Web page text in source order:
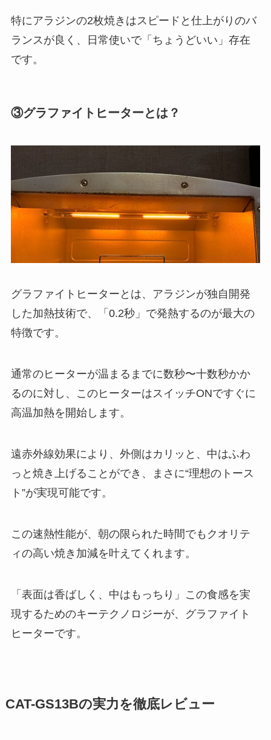
特にアラジンの2枚焼きはスピードと仕上がりのバ
ランスが良く、日常使いで「ちょうどいい」存在
です。
③グラファイトヒーターとは？
グラファイトヒーターとは、アラジンが独自開発
した加熱技術で、「0.2秒」で発熱するのが最大の
特徴です。
通常のヒーターが温まるまでに数秒〜十数秒かか
るのに対し、このヒーターはスイッチONですぐに
高温加熱を開始します。
遠赤外線効果により、外側はカリッと、中はふわ
っと焼き上げることができ、まさに“理想のトース
ト”が実現可能です。
この速熱性能が、朝の限られた時間でもクオリテ
ィの高い焼き加減を叶えてくれます。
「表面は香ばしく、中はもっちり」この食感を実
現するためのキーテクノロジーが、グラファイト
ヒーターです。
CAT-GS13Bの実力を徹底レビュー